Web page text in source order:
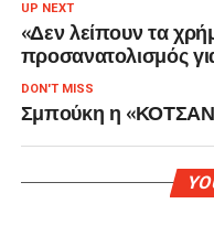
UP NEXT
«Δεν λείπουν τα
προσανατολισμός
DON'T MISS
Σμπούκη η